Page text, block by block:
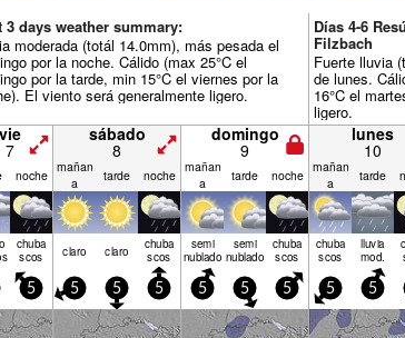
3 days weather summary:
moderada (totál 14.0mm), más pesada el
por la noche. Cálido (max 25°C el
por la tarde, min 15°C el viernes por la
El viento será generalmente ligero.
Días 4-6
Filzbach
Fuerte lluvia
de lunes.
16°C el
ligero.
vie
7
sábado
8
domingo
9
lunes
10
noche mañan
a
tarde noche mañan
a
tarde noche mañan
a
tarde
chuba
scos claro claro chuba
scos
semi
nublado
semi
nublado
chuba
scos
chuba
scos
lluvia
mod.
5 5 5 5 5 5 5 5 5